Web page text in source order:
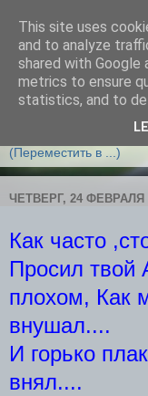
Облако
ВСЕМ ЛЕТАЮЩИМ
КРЫЛЬЯ
ЧЕТВЕРГ, 24 ФЕВРАЛЯ
Как часто
Просил твой
плохом, Как
внушал....
И горько
внял....
This site uses
and to analyze
shared with Google
metrics to ensure
statistics, and to